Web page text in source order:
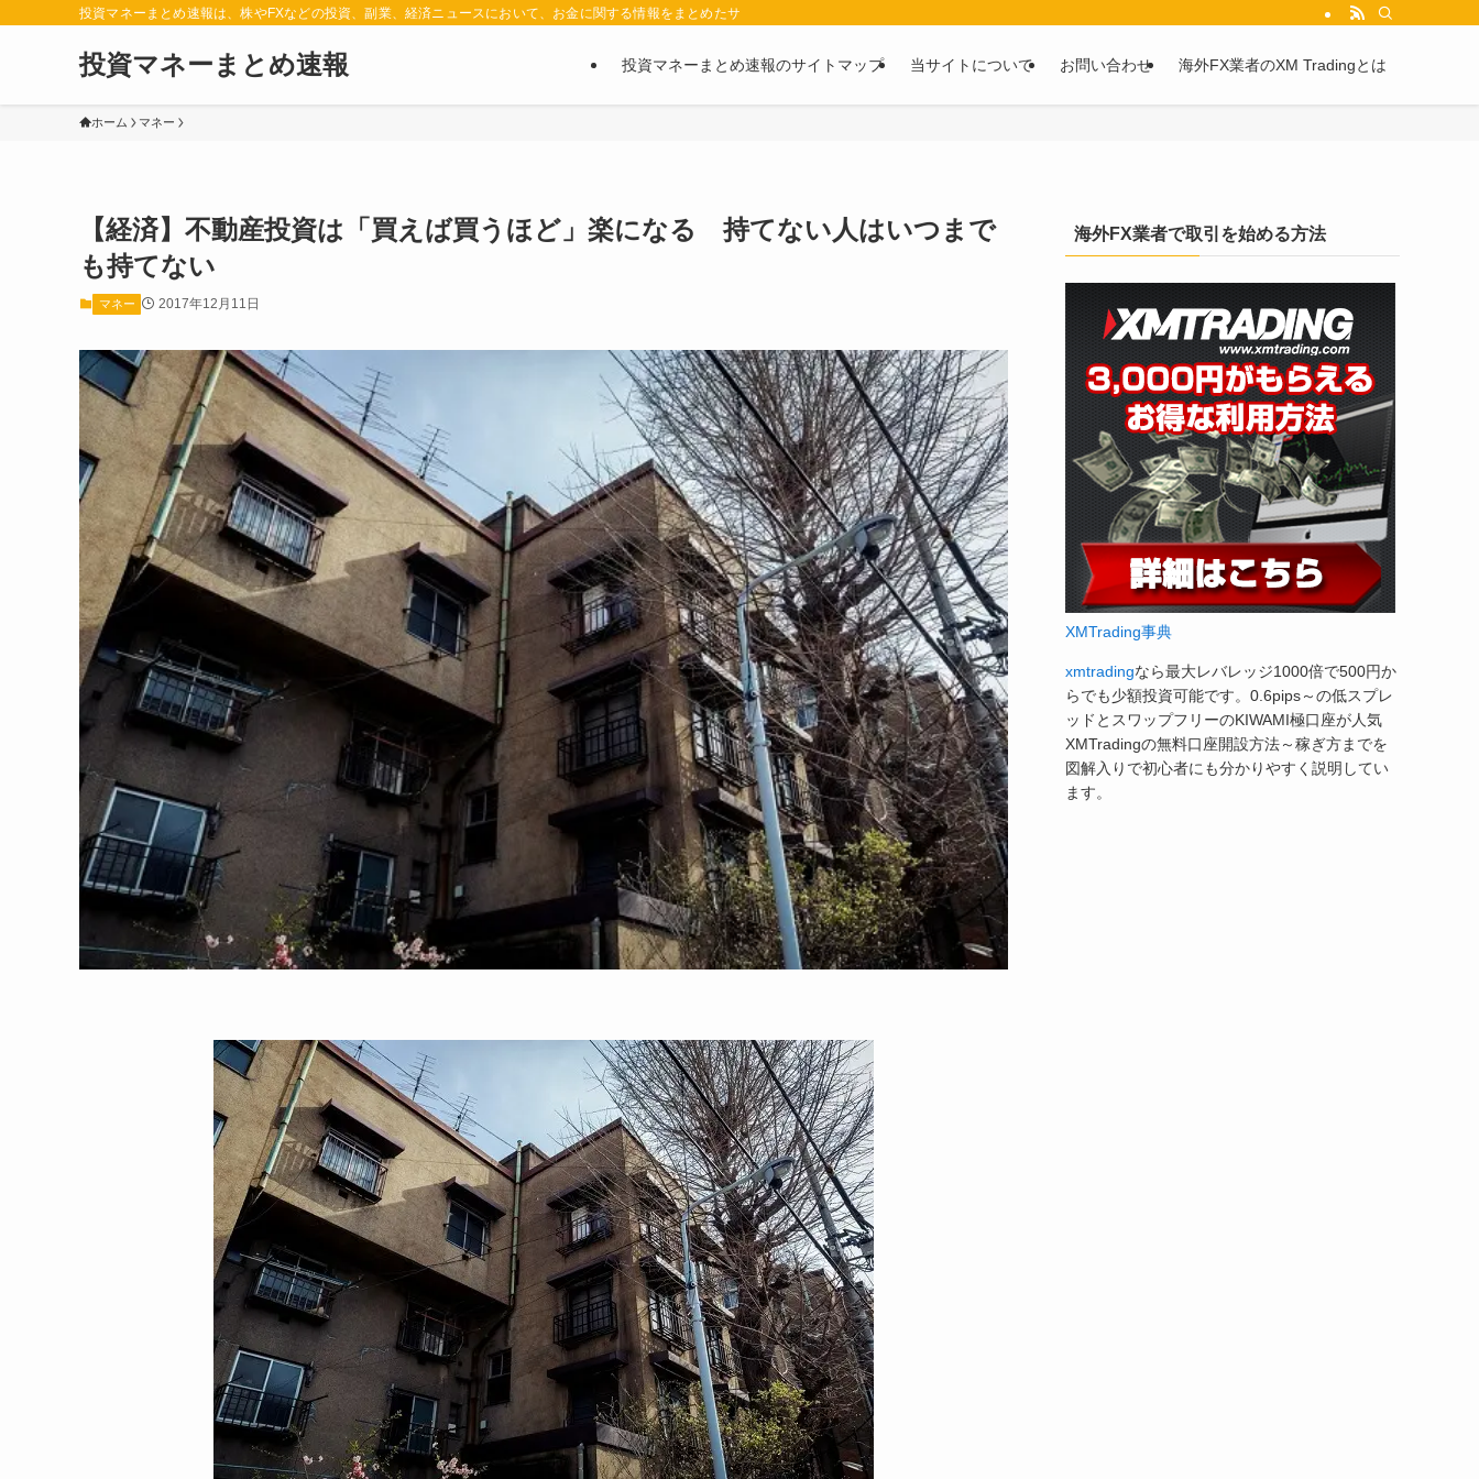
投資マネーまとめ速報は、株やFXなどの投資、副業、経済ニュースにおいて、お金に関する情報をまとめたサイトです。お金に関する情報の口コミや評判を2chや5chからピックアップしています。
投資マネーまとめ速報 投資マネーまとめ速報のサイトマップ 当サイトについて お問い合わせ 海外FX業者のXM Tradingとは
ホーム マネー
【経済】不動産投資は「買えば買うほど」楽になる 持てない人はいつまで
も持てない
マネー 2017年12月11日
海外FX業者で取引を始める方法
XMTrading事典
xmtradingなら最大レバレッジ1000倍で500円か
らでも少額投資可能です。0.6pips～の低スプレ
ッドとスワップフリーのKIWAMI極口座が人気
XMTradingの無料口座開設方法～稼ぎ方までを
図解入りで初心者にも分かりやすく説明してい
ます。